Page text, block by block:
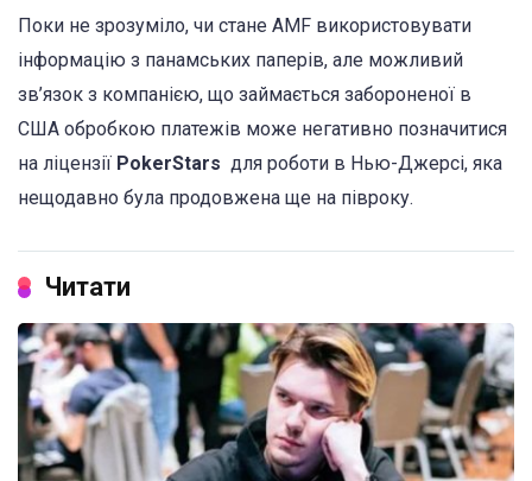
Поки не зрозуміло, чи стане AMF використовувати
інформацію з панамських паперів, але можливий
зв’язок з компанією, що займається забороненої в
США обробкою платежів може негативно позначитися
на ліцензії PokerStars для роботи в Нью-Джерсі, яка
нещодавно була продовжена ще на півроку.
Читати